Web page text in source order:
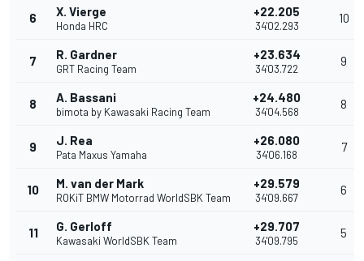
6 X. Vierge
Honda HRC
+22.205
34'02.293
10
7 R. Gardner
GRT Racing Team
+23.634
34'03.722
9
8 A. Bassani
bimota by Kawasaki Racing Team
+24.480
34'04.568
8
9 J. Rea
Pata Maxus Yamaha
+26.080
34'06.168
7
10 M. van der Mark
ROKiT BMW Motorrad WorldSBK Team
+29.579
34'09.667
6
11 G. Gerloff
Kawasaki WorldSBK Team
+29.707
34'09.795
5